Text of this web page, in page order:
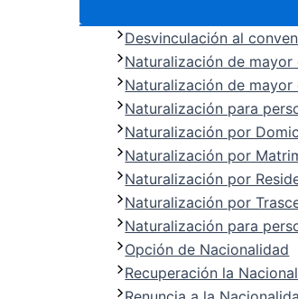
Desvinculación al
Naturalización de
Naturalización de
Naturalización para
Naturalización por
Naturalización por
Naturalización por
Naturalización por
Naturalización para
Opción de Nacionalidad
Recuperación la